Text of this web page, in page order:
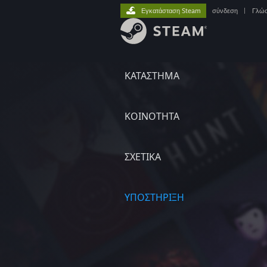
ΚΑΤΑΣΤΗΜΑ
ΚΟΙΝΟΤΗΤΑ
ΣΧΕΤΙΚΆ
ΥΠΟΣΤΗΡΙΞΗ
Εγκατάσταση Steam σύνδεση